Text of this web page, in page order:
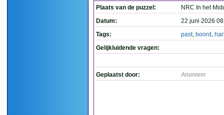
Plaats van de puzzel:
NRC In het
Datum:
22 juni 2026
Tags:
past, boord ,
Gelijkluidende vragen:
Geplaatst door: Anoniem